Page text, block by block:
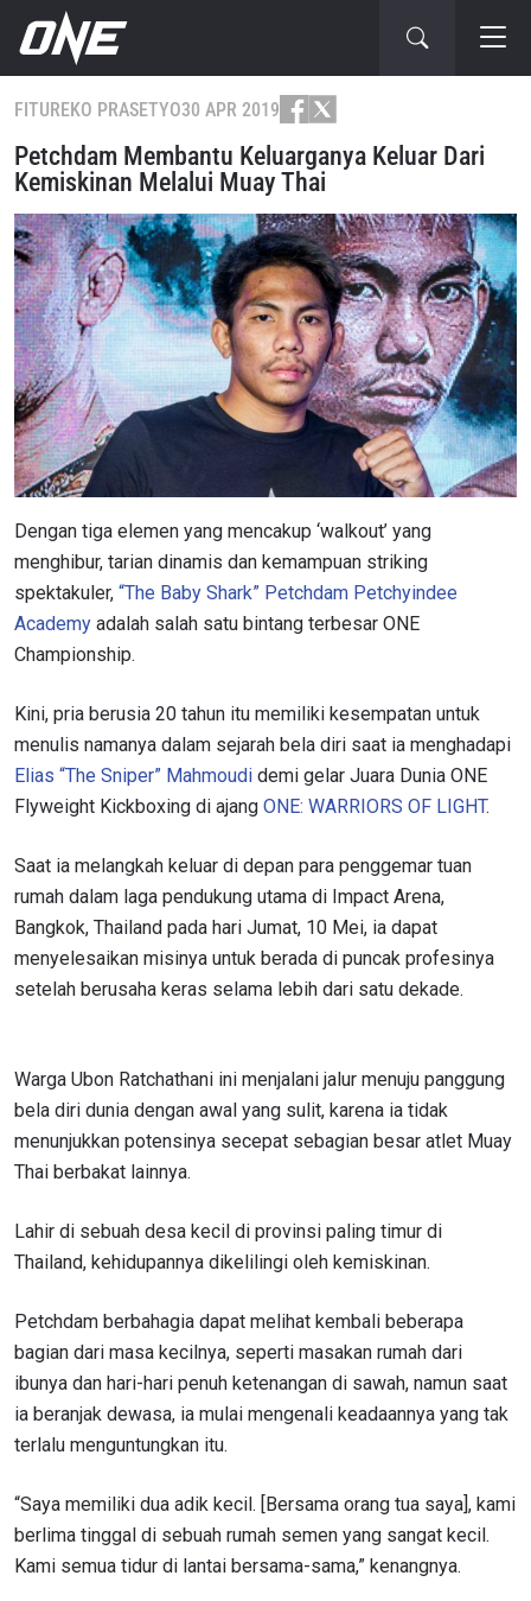
FITUREKO PRASETYO30 APR 2019
Petchdam Membantu Keluarganya Keluar Dari
Kemiskinan Melalui Muay Thai
Dengan tiga elemen yang mencakup ‘walkout’ yang
menghibur, tarian dinamis dan kemampuan striking
spektakuler, “The Baby Shark” Petchdam Petchyindee
Academy adalah salah satu bintang terbesar ONE
Championship.
Kini, pria berusia 20 tahun itu memiliki kesempatan untuk
menulis namanya dalam sejarah bela diri saat ia menghadapi
Elias “The Sniper” Mahmoudi demi gelar Juara Dunia ONE
Flyweight Kickboxing di ajang ONE: WARRIORS OF LIGHT.
Saat ia melangkah keluar di depan para penggemar tuan
rumah dalam laga pendukung utama di Impact Arena,
Bangkok, Thailand pada hari Jumat, 10 Mei, ia dapat
menyelesaikan misinya untuk berada di puncak profesinya
setelah berusaha keras selama lebih dari satu dekade.
Warga Ubon Ratchathani ini menjalani jalur menuju panggung
bela diri dunia dengan awal yang sulit, karena ia tidak
menunjukkan potensinya secepat sebagian besar atlet Muay
Thai berbakat lainnya.
Lahir di sebuah desa kecil di provinsi paling timur di
Thailand, kehidupannya dikelilingi oleh kemiskinan.
Petchdam berbahagia dapat melihat kembali beberapa
bagian dari masa kecilnya, seperti masakan rumah dari
ibunya dan hari-hari penuh ketenangan di sawah, namun saat
ia beranjak dewasa, ia mulai mengenali keadaannya yang tak
terlalu menguntungkan itu.
“Saya memiliki dua adik kecil. [Bersama orang tua saya], kami
berlima tinggal di sebuah rumah semen yang sangat kecil.
Kami semua tidur di lantai bersama-sama,” kenangnya.